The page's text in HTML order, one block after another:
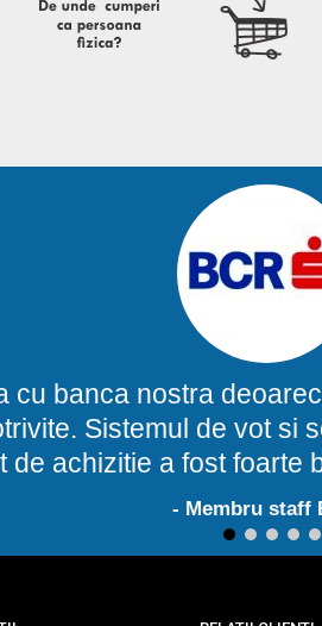
cu banca nostra
Sistemul de vot si
de achizitie a fost foarte
- Membru staff
1 2 3 4 5